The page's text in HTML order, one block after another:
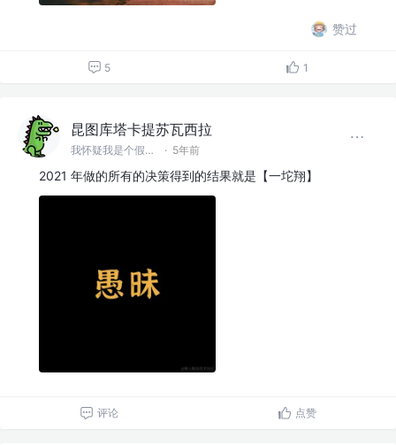
赞过
5 1
昆图库塔卡提苏瓦西拉
我怀疑我是个假前端 @滚蛋吧工具人 · 5年前
2021 年做的所有的决策得到的结果就是【一坨翔】
评论 点赞